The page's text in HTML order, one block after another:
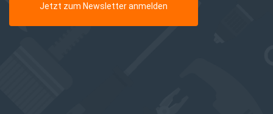
Jetzt zum Newsletter anmelden